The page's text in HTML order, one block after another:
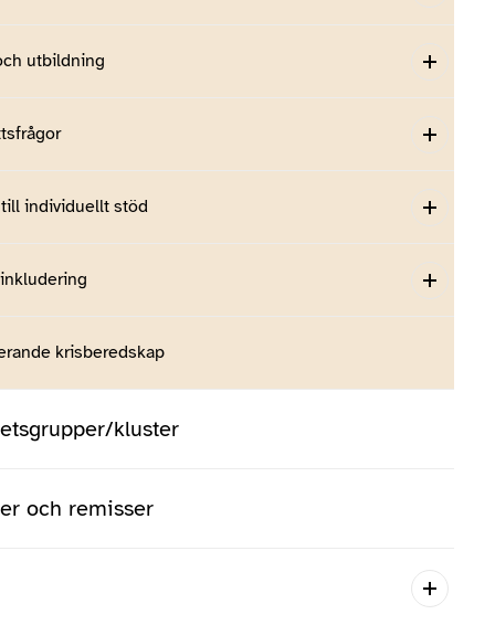
utbildning
individuellt stöd
krisberedskap
kluster
och remisser